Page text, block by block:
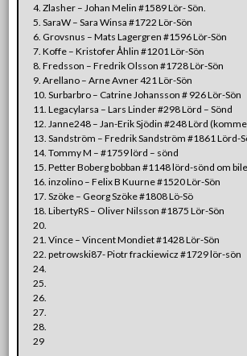
4. Zlasher – Johan Melin #1589 Lör- Sön.
5. SaraW – Sara Winsa #1722 Lör-Sön
6. Grovsnus – Mats Lagergren #1596 Lör-Sön
7. Koffe – Kristofer Åhlin #1201 Lör-Sön
8. Fredsson – Fredrik Olsson #1728 Lör-Sön
9. Arellano – Arne Avner 421 Lör-Sön
10. Surbarbro – Catrine Johansson # 926 Lör-Sön
11. Legacylarsa – Lars Linder #298 Lörd – Sönd
12. Janne248 – Jan-Erik Sjödin #248 Lörd
13. Sandström – Fredrik Sandström #1861 Lörd-
14. Tommy M – #1759 lörd – sönd
15. Petter Boberg bobban #1148 lörd-sönd om
16. inzolino – Felix B Kuurne #1520 Lör-Sön
17. Szöke – Georg Szöke #1808 Lö-Sö
18. LibertyRS – Oliver Nilsson #1875 Lör-Sön
20.
21. Vince – Vincent Mondiet #1428 Lör-Sön
22. petrowski87- Piotr frackiewicz #1729 lör-sön
24.
25.
26.
27.
28.
29